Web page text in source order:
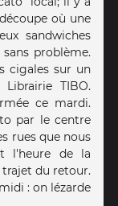
où une
sandwiches
problème.
cigales sur un
TIBO.
ce mardi.
par le centre
rues que nous
l'heure de la
trajet du retour.
: on lézarde